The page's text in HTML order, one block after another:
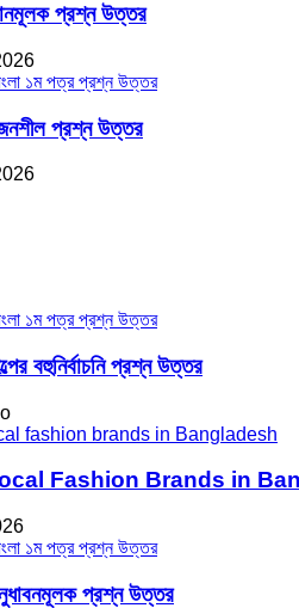
প্রশ্ন উত্তর
প্রশ্ন উত্তর
বহুনির্বাচনি প্রশ্ন উত্তর
Fashion Brands in
প্রশ্ন উত্তর